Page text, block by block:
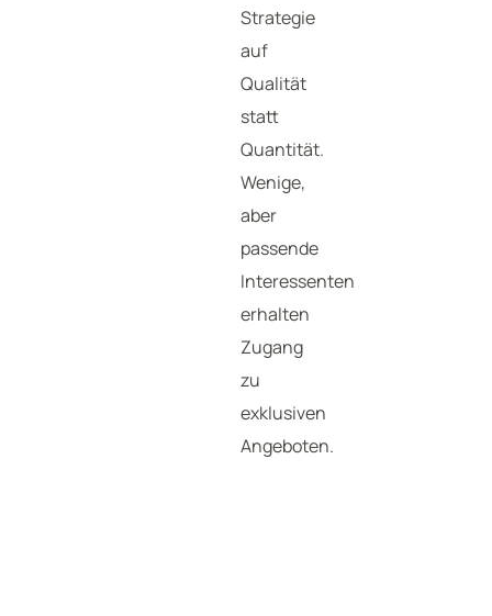
Strategie
auf
Qualität
statt
Quantität.
Wenige,
aber
passende
Interessenten
erhalten
Zugang
zu
exklusiven
Angeboten.